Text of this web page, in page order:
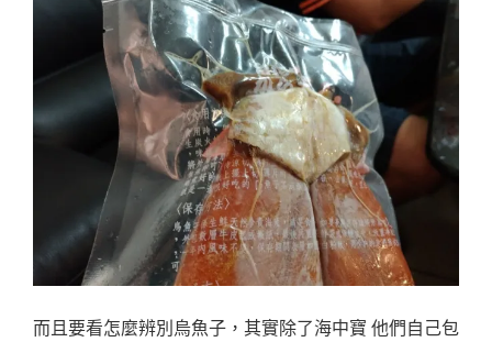
而且要看怎麼辨別烏魚子，其實除了海中寶 他們自己包